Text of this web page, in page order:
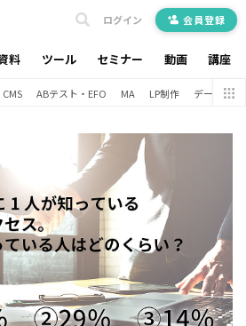
料 ツール セミナー 動画 講座
ログイン 会員登録
CMS ABテスト・EFO MA LP制作 データ分析